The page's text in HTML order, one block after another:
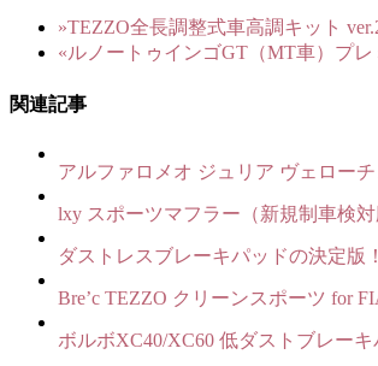
»TEZZO全長調整式車高調キット
«ルノートゥインゴGT（MT車）プ
関連記事
アルファロメオ ジュリア ヴェロー
lxy スポーツマフラー（新規制車検
ダストレスブレーキパッドの決定版
Bre’c TEZZO クリーンスポーツ for
ボルボXC40/XC60 低ダストブレー